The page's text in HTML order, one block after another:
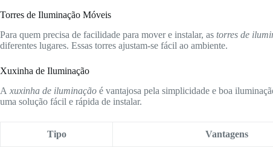
Torres de Iluminação Móveis
Para quem precisa de facilidade para mover e instalar, as torres de
diferentes lugares. Essas torres ajustam-se fácil ao ambiente.
Xuxinha de Iluminação
A xuxinha de iluminação é vantajosa pela simplicidade e boa
uma solução fácil e rápida de instalar.
Tipo Vantagens